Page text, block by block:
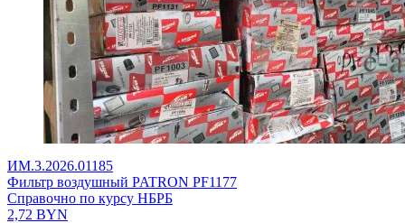
ИМ.3.2026.01185
Фильтр воздушный PATRON PF1177
Справочно по курсу НБРБ
2,72 BYN